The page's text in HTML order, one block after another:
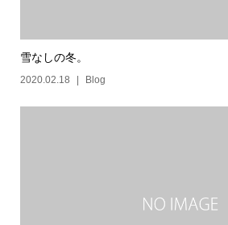
雪なしの冬。
2020.02.18 Blog